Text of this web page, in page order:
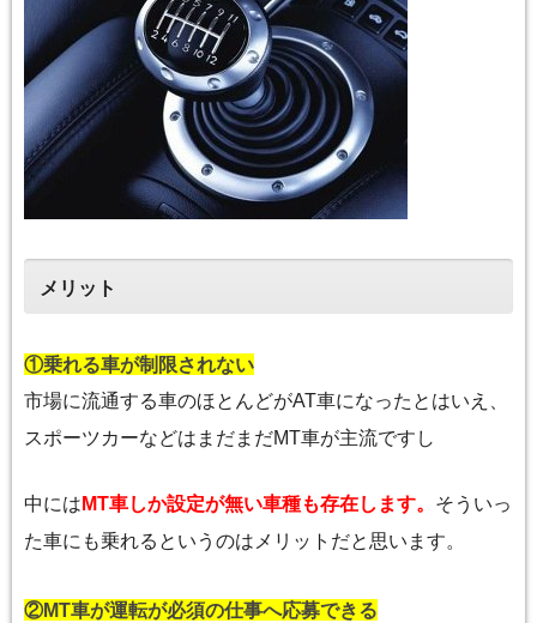
メリット
①乗れる車が制限されない
市場に流通する車のほとんどがAT車になったとはいえ、
スポーツカーなどはまだまだMT車が主流ですし
中には MT車しか設定が無い車種も存在します。 そういっ
た車にも乗れるというのはメリットだと思います。
②MT車が運転が必須の仕事へ応募できる